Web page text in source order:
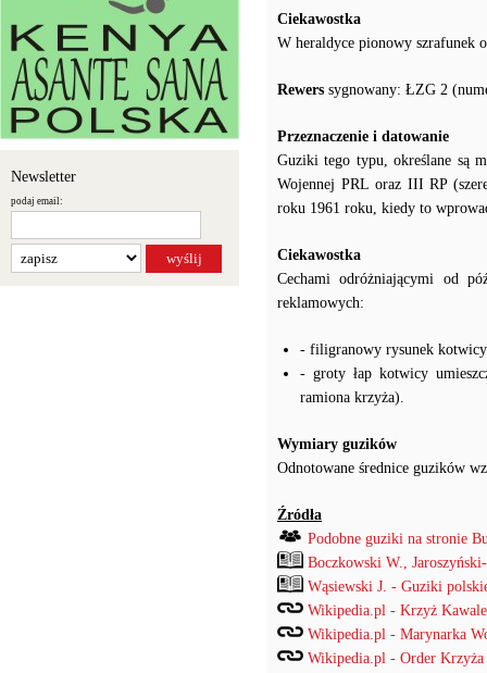
Newsletter
podaj email:
Ciekawostka
W heraldyce pionowy szrafunek
Rewers sygnowany: ŁZG 2
Przeznaczenie i datowanie
Guziki tego typu, określane są
Wojennej PRL oraz III RP
roku 1961 roku, kiedy to
Ciekawostka
Cechami odróżniającymi od
reklamowych:
- filigranowy rysunek
- groty łap kotwicy
ramiona krzyża).
Wymiary guzików
Odnotowane średnice guzików
Źródła
Podobne guziki na stronie
Boczkowski W.,
Wąsiewski J. - Guziki
Wikipedia.pl - Krzyż
Wikipedia.pl - Marynarka
Wikipedia.pl - Order Krzyża